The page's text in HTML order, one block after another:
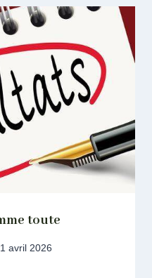
toute
1 avril 2026